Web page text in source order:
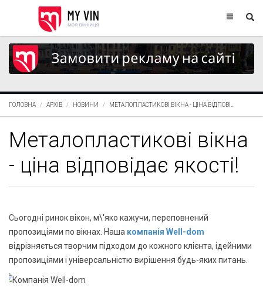
ГОЛОВНА АРХІВ НОВИНИ МЕТАЛОПЛАСТИКОВІ ВІКНА - ЦІНА ВІДПОВІ...
Металопластикові вікна
- ціна відповідає якості!
Сьогодні ринок вікон, м\'яко кажучи, переповнений
пропозиціями по вікнах. Наша компанія Well-dom
відрізняється творчим підходом до кожного клієнта, ідейними
пропозиціями і універсальністю вирішення будь-яких питань.